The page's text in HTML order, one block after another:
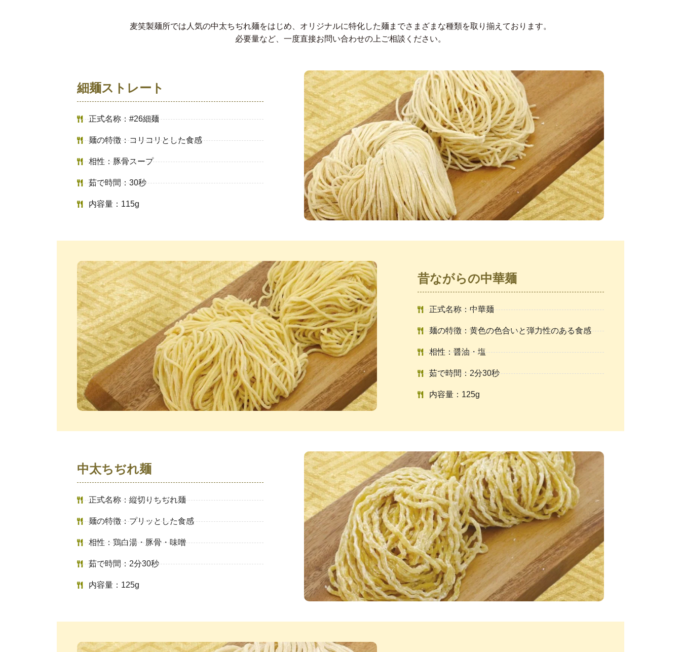
麦笑製麺所では人気の中太ちぢれ麺をはじめ、オリジナルに特化した麺までさまざまな種類を取り揃えております。
必要量など、一度直接お問い合わせの上ご相談ください。
細麺ストレート
正式名称：#26細麺
麺の特徴：コリコリとした食感
相性：豚骨スープ
茹で時間：30秒
内容量：115g
昔ながらの中華麺
正式名称：中華麺
麺の特徴：黄色の色合いと弾力性のある食感
相性：醤油・塩
茹で時間：2分30秒
内容量：125g
中太ちぢれ麺
正式名称：縦切りちぢれ麺
麺の特徴：プリッとした食感
相性：鶏白湯・豚骨・味噌
茹で時間：2分30秒
内容量：125g